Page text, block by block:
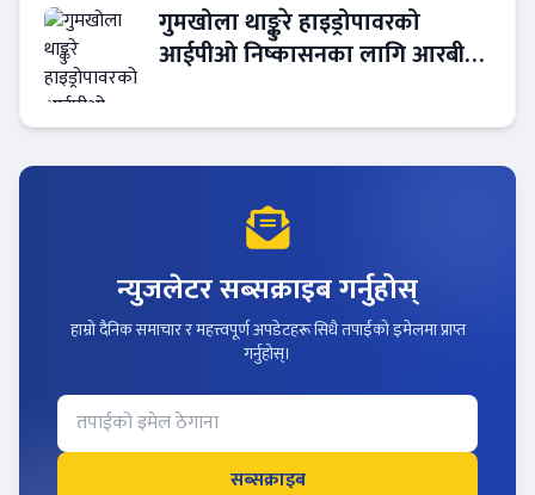
गुमखोला थाङ्कुरे हाइड्रोपावरको
आईपीओ निष्कासनका लागि आरबीबी
न्युजलेटर सब्सक्राइब गर्नुहोस्
हाम्रो दैनिक समाचार र महत्त्वपूर्ण अपडेटहरू सिधै तपाईंको इमेलमा प्राप्त
गर्नुहोस्।
सब्सक्राइब